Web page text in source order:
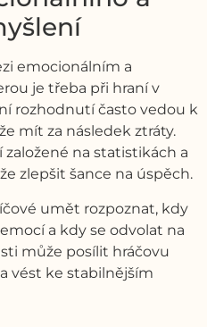
emocionálním a
je třeba při hraní v
rozhodnutí často vedou k
mít za následek ztráty.
na statistikách a
zlepšit šance na úspěch.
umět rozpoznat, kdy
a kdy se odvolat na
může posílit hráčovu
vést ke stabilnějším